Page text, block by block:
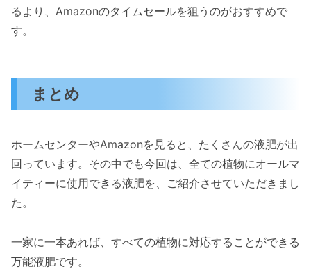
るより、Amazonのタイムセールを狙うのがおすすめで
す。
まとめ
ホームセンターやAmazonを見ると、たくさんの液肥が出
回っています。その中でも今回は、全ての植物にオールマ
イティーに使用できる液肥を、ご紹介させていただきまし
た。
一家に一本あれば、すべての植物に対応することができる
万能液肥です。